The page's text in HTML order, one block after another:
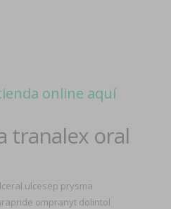
online aquí
tranalex oral
ulcesep prysma
ompranyt dolintol